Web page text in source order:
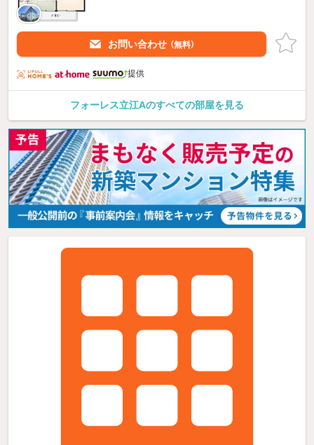
お問い合わせ （無料）
提供
フォーレス立江Aのすべての部屋を見る